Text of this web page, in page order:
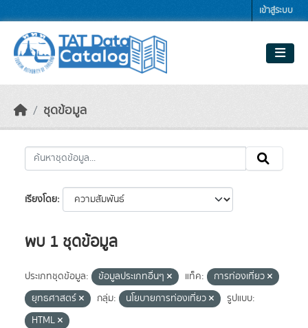
เข้าสู่ระบบ
ชุดข้อมูล
เรียงโดย
พบ 1 ชุดข้อมูล
ประเภทชุดข้อมูล: ข้อมูลประเภทอื่นๆ แท็ค:
การท่องเที่ยว
ยุทธศาสตร์
กลุ่ม: นโยบายการท่องเที่ยว
รูปแบบ:
HTML